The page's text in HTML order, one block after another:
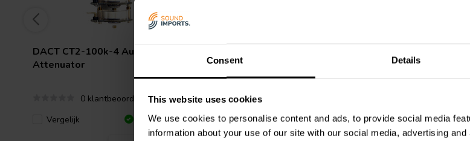
Consent Details
This website uses cookies
We use cookies to personalise content and ads, to provide social media
information about your use of our site with our social media, advertising
DACT CT2-100k-4 Audio
Attenuator
0 klantbeoordelingen
Vergelijk
1 Op voorraad
Attenuator
Vergelijk
4 Op voorraad
Vergelijk